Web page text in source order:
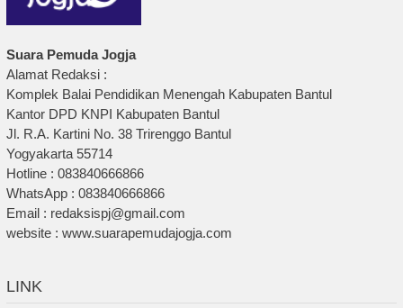
Suara Pemuda Jogja
Alamat Redaksi :
Komplek Balai Pendidikan Menengah Kabupaten Bantul
Kantor DPD KNPI Kabupaten Bantul
Jl. R.A. Kartini No. 38 Trirenggo Bantul
Yogyakarta 55714
Hotline : 083840666866
WhatsApp : 083840666866
Email : redaksispj@gmail.com
website : www.suarapemudajogja.com
LINK